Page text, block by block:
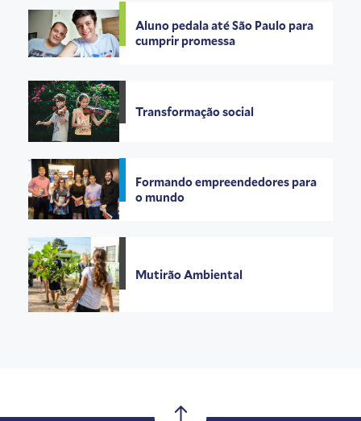
Aluno pedala até São Paulo para
cumprir promessa
Transformação social
Formando empreendedores para
o mundo
Mutirão Ambiental